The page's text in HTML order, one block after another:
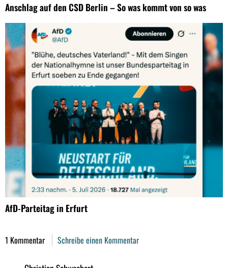
Anschlag auf den CSD Berlin – So was kommt von so was
AfD-Parteitag in Erfurt
1 Kommentar Schreibe einen Kommentar